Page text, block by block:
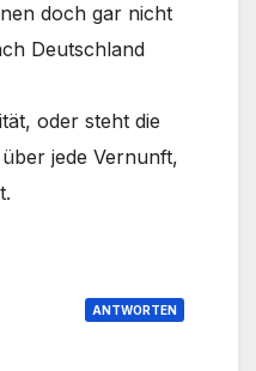
doch gar nicht
Deutschland
oder steht die
jede Vernunft,
ANTWORTEN